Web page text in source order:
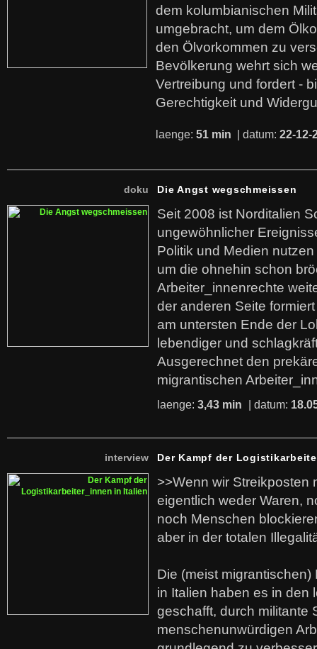
dem kolumbianischen
umgebracht, um dem
den Ölvorkommen zu
Bevölkerung wehrt sich
Vertreibung und fordert -
Gerechtigkeit und
laenge: 51 min | datum: 22-12-
doku Die Angst wegschmeissen
Seit 2008 ist Norditalien
ungewöhnlicher
Politik und Medien
um die ohnehin schon
Arbeiter_innenrechte
der anderen Seite
am untersten Ende der
lebendiger und
Ausgerechnet den
migrantischen
laenge: 3,43 min | datum:
interview Der Kampf der
>>Wenn wir Streikposten
eigentlich weder Waren,
noch Menschen
aber in der totalen
Die (meist
in Italien haben es in den
geschafft, durch militante
menschenunwürdigen